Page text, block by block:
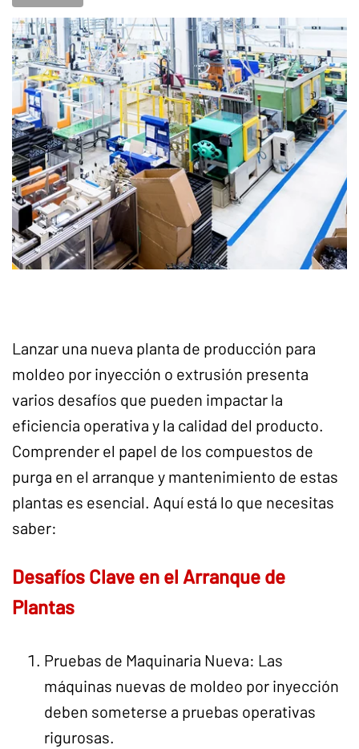
Lanzar una nueva planta de producción para
moldeo por inyección o extrusión presenta
varios desafíos que pueden impactar la
eficiencia operativa y la calidad del producto.
Comprender el papel de los compuestos de
purga en el arranque y mantenimiento de estas
plantas es esencial. Aquí está lo que necesitas
saber:
Desafíos Clave en el Arranque de
Plantas
Pruebas de Maquinaria Nueva: Las
máquinas nuevas de moldeo por inyección
deben someterse a pruebas operativas
rigurosas.